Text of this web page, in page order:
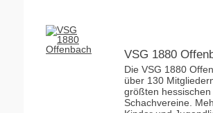
VSG 1880
Die VSG 1880
über 130
größten hessischen
Schachvereine.